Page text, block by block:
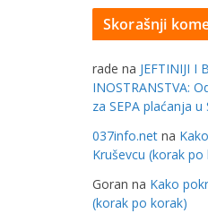
Skorašnji
rade na JEFTINIJI I
INOSTRANSTVA:
za SEPA plaćanja u
037info.net na
Kruševcu (korak po
Goran na Kako
(korak po korak)